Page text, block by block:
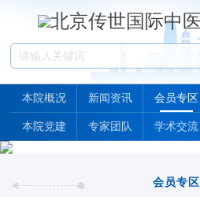
本院概况 新闻资讯 会员专区
本院党建 专家团队 学术交流
会员专区